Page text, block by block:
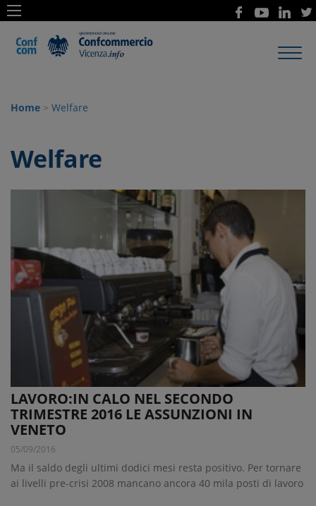
Home > Welfare
Welfare
LAVORO:IN CALO NEL SECONDO
TRIMESTRE 2016 LE ASSUNZIONI IN
VENETO
05/09/2016
Ma il saldo degli ultimi dodici mesi resta positivo. Per tornare
ai livelli pre-crisi 2008 mancano ancora 40 mila posti di lavoro